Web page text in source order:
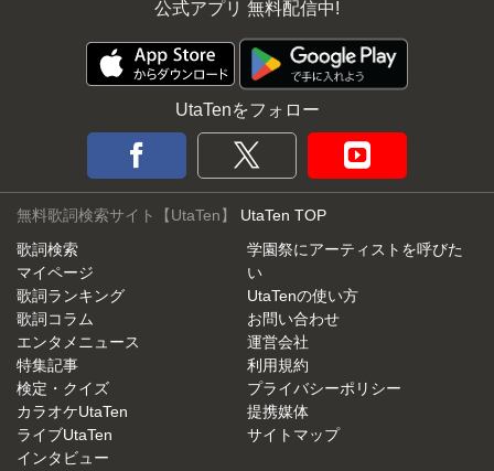
公式アプリ 無料配信中!
UtaTenをフォロー
無料歌詞検索サイト【UtaTen】 UtaTen TOP
歌詞検索
マイページ
歌詞ランキング
歌詞コラム
エンタメニュース
特集記事
検定・クイズ
カラオケUtaTen
ライブUtaTen
インタビュー
学園祭にアーティストを呼びた
い
UtaTenの使い方
お問い合わせ
運営会社
利用規約
プライバシーポリシー
提携媒体
サイトマップ